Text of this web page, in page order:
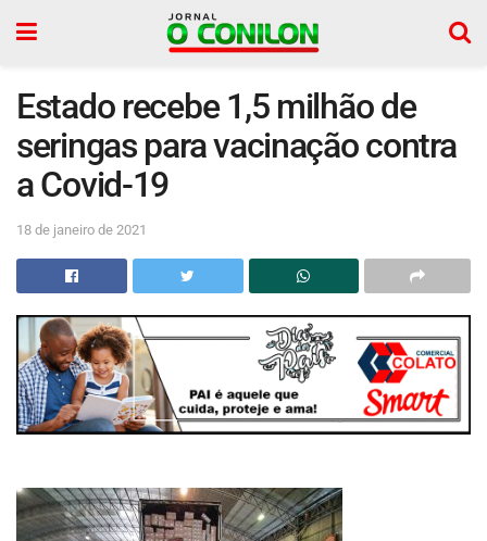
Estado recebe 1,5 milhão de
seringas para vacinação contra
a Covid-19
18 de janeiro de 2021